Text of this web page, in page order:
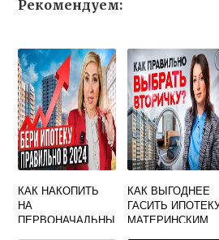
Рекомендуем:
КАК НАКОПИТЬ
НА
ПЕРВОНАЧАЛЬНЫ
КАК ВЫГОДНЕЕ
ГАСИТЬ
МАТЕРИНСКИМ